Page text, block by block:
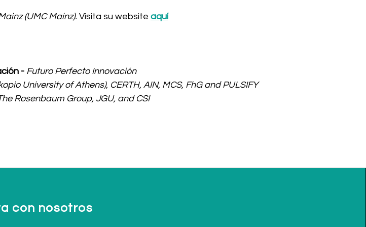
(UMC Mainz). Visita su website aquí
- Futuro Perfecto Innovación
University of Athens), CERTH, AIN, MCS, FhG and PULSIFY
Rosenbaum Group, JGU, and CSI
con nosotros